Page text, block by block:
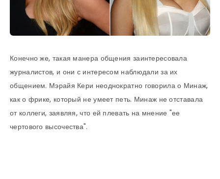
Конечно же, такая манера общения заинтересовала
журналистов, и они с интересом наблюдали за их
общением. Мэрайя Кери неоднократно говорила о Минаж,
как о фрике, который не умеет петь. Минаж не отставала
от коллеги, заявляя, что ей плевать на мнение "ее
чертового высочества".